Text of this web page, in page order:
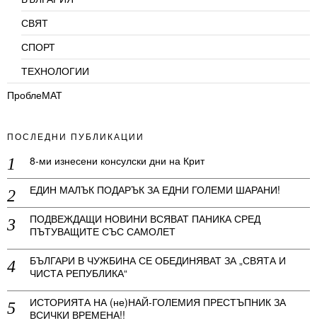
СВЯТ
СПОРТ
ТЕХНОЛОГИИ
ПроблеМАТ
ПОСЛЕДНИ ПУБЛИКАЦИИ
8-ми изнесени консулски дни на Крит
ЕДИН МАЛЪК ПОДАРЪК ЗА ЕДНИ ГОЛЕМИ ШАРАНИ!
ПОДВЕЖДАЩИ НОВИНИ ВСЯВАТ ПАНИКА СРЕД
ПЪТУВАЩИТЕ СЪС САМОЛЕТ
БЪЛГАРИ В ЧУЖБИНА СЕ ОБЕДИНЯВАТ ЗА „СВЯТА И
ЧИСТА РЕПУБЛИКА“
ИСТОРИЯТА НА (не)НАЙ-ГОЛЕМИЯ ПРЕСТЪПНИК ЗА
ВСИЧКИ ВРЕМЕНА!!